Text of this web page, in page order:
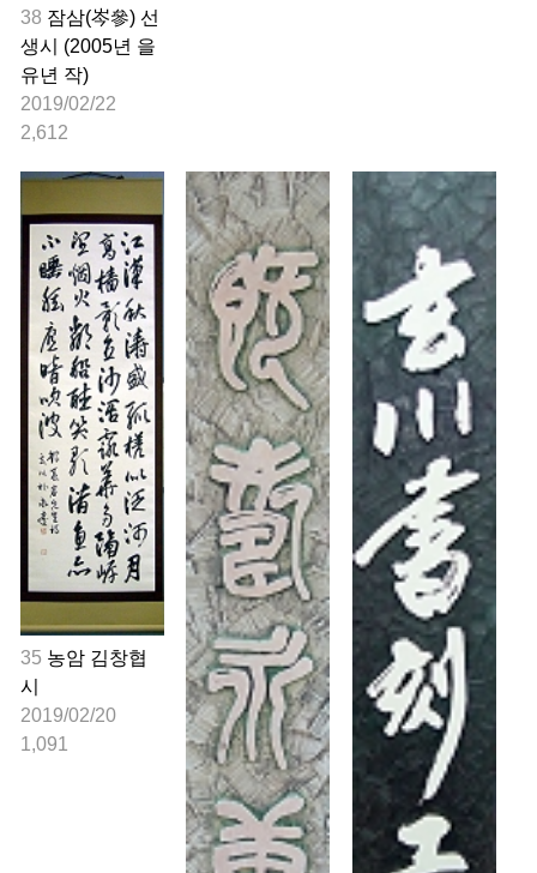
38 잠삼(岑參) 선
생시 (2005년 을
유년 작)
2019/02/22
2,612
35 농암 김창협
시
2019/02/20
1,091